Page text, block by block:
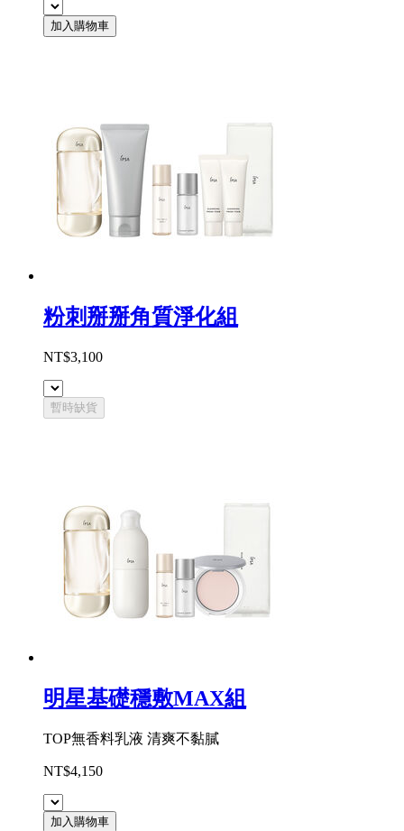
加入購物車
粉刺掰掰角質淨化組
NT$3,100
暫時缺貨
明星基礎穩敷MAX組
TOP無香料乳液 清爽不黏膩
NT$4,150
加入購物車